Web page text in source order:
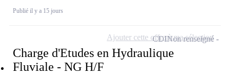
Publié il y a 15 jours
Charge d'Etudes en Hydraulique
Fluviale - NG H/F
CDINon renseigné
Ajouter cette offre à ma sélection